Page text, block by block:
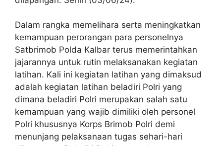
Dalam rangka memelihara serta meningkatkan
kemampuan perorangan para personelnya
Satbrimob Polda Kalbar terus memerintahkan
jajarannya untuk rutin melaksanakan kegiatan
latihan. Kali ini kegiatan latihan yang dimaksud
adalah kegiatan latihan beladiri Polri yang
dimana beladiri Polri merupakan salah satu
kemampuan yang wajib dimiliki oleh personel
Polri khususnya Korps Brimob Polri demi
menunjang pelaksanaan tugas sehari-hari